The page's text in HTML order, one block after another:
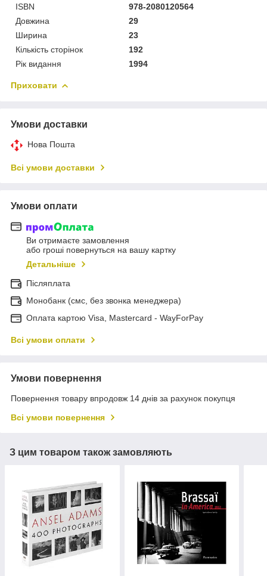
ISBN
978-2080120564
Довжина
29
Ширина
23
Кількість сторінок
192
Рік видання
1994
Приховати
Умови доставки
Нова Пошта
Всі умови доставки
Умови оплати
Ви отримаєте замовлення
або гроші повернуться на вашу картку
Детальніше
Післяплата
Монобанк (смс, без звонка менеджера)
Оплата картою Visa, Mastercard - WayForPay
Всі умови оплати
Умови повернення
Повернення товару впродовж 14 днів за рахунок покупця
Всі умови повернення
З цим товаром також замовляють